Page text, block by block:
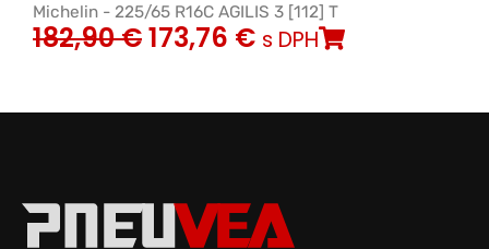
Michelin - 225/65 R16C AGILIS 3 [112] T
182,90€173,76 € s DPH